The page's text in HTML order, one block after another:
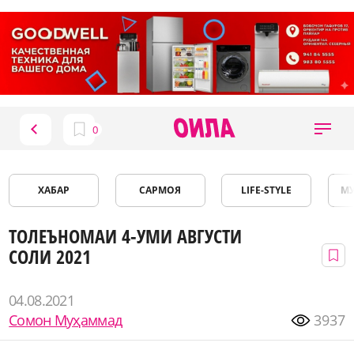
ХАБАР САРМОЯ LIFE-STYLE
ТОЛЕЪНОМАИ 4-УМИ АВГУСТИ
СОЛИ 2021
04.08.2021
Сомон Муҳаммад
3937